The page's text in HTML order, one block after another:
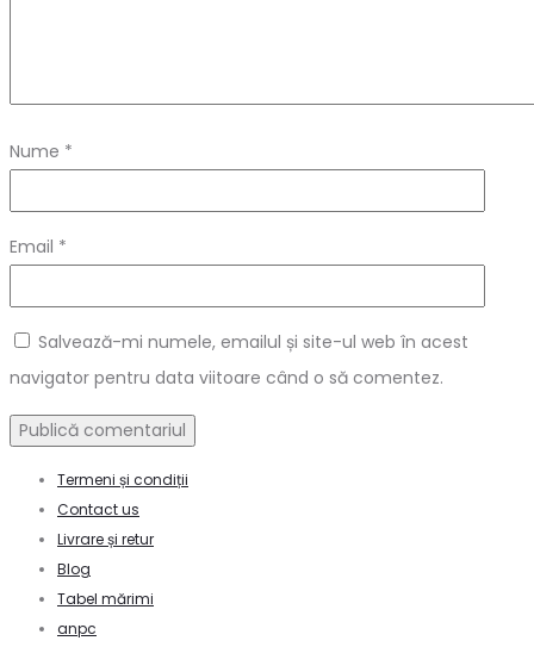
Nume *
Email *
Salvează-mi numele, emailul și site-ul web în acest
navigator pentru data viitoare când o să comentez.
Termeni și condiții
Contact us
Livrare și retur
Blog
Tabel mărimi
anpc